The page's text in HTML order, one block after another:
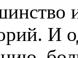
И